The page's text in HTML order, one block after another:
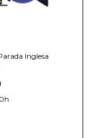
Inglesa